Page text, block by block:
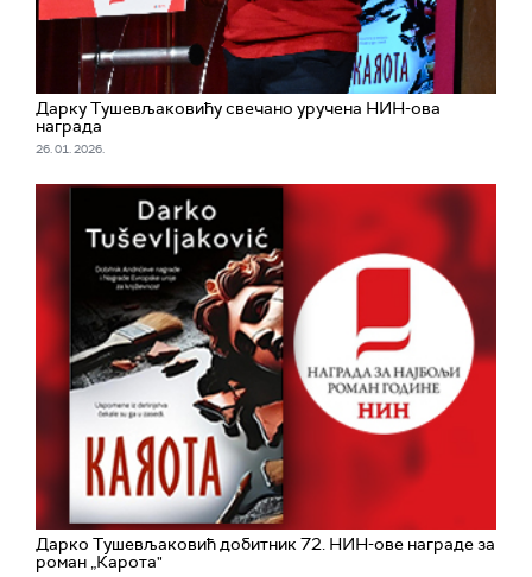
Дарку Тушевљаковићу свечано уручена НИН-ова
награда
26. 01. 2026.
Дарко Тушевљаковић добитник 72. НИН-ове награде за
роман „Карота"